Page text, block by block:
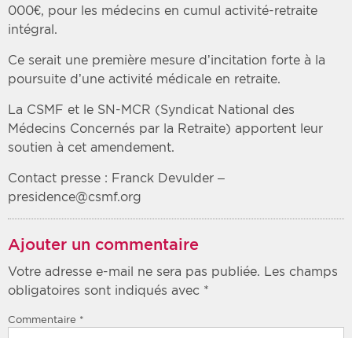
000€, pour les médecins en cumul activité-retraite
intégral.
Ce serait une première mesure d’incitation forte à la
poursuite d’une activité médicale en retraite.
La CSMF et le SN-MCR (Syndicat National des
Médecins Concernés par la Retraite) apportent leur
soutien à cet amendement.
Contact presse : Franck Devulder –
presidence@csmf.org
Ajouter un commentaire
Votre adresse e-mail ne sera pas publiée. Les champs
obligatoires sont indiqués avec *
Commentaire *